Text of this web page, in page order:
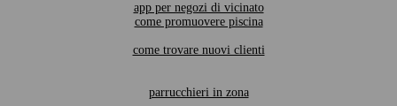
app per negozi di vicinato
come promuovere piscina
come trovare nuovi clienti
parrucchieri in zona